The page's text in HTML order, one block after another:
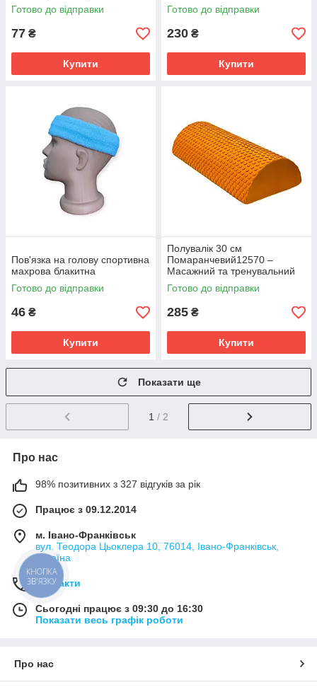
Готово до відправки
77 ₴
Купити
Готово до відправки
230 ₴
Купити
Пов'язка на голову спортивна
махрова блакитна
Готово до відправки
46 ₴
Купити
Полувалік 30 см
Помаранчевий12570 –
Масажний та тренувальний
аксесуар для вправ
Готово до відправки
285 ₴
Купити
Показати ще
1 / 2
Про нас
98% позитивних з 327 відгуків за рік
Працює з 09.12.2014
м. Івано-Франківськ
вул. Теодора Цьоклера 10, 76014, Івано-Франківськ,
Україна
Контакти
Сьогодні працює з 09:30 до 16:30
Показати весь графік роботи
Про нас
КНОПКА
ЗВ'ЯЗКУ